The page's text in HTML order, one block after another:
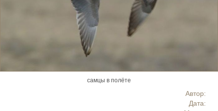
Автор:
Дата:
самцы в полёте